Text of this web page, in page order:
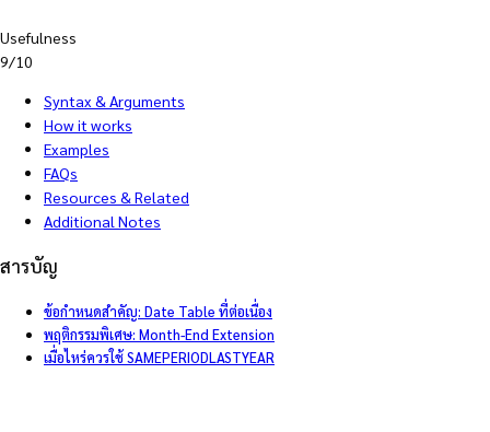
Usefulness
9/10
Syntax & Arguments
How it works
Examples
FAQs
Resources & Related
Additional Notes
สารบัญ
ข้อกำหนดสำคัญ: Date Table ที่ต่อเนื่อง
พฤติกรรมพิเศษ: Month-End Extension
เมื่อไหร่ควรใช้ SAMEPERIODLASTYEAR